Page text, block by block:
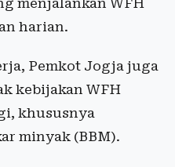
menjalankan WFH
harian.
Pemkot Jogja juga
kebijakan WFH
khususnya
minyak (BBM).